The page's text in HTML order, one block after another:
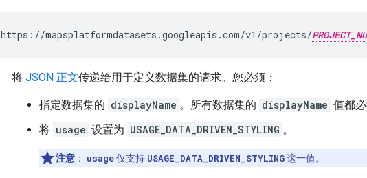
https://mapsplatformdatasets.googleapis.com/v1/projects/
将 JSON 正文传递给用于定义数据集的请求。您必须：
指定数据集的 displayName 。所有数据集的 displayName 值都必
将 usage 设置为 USAGE_DATA_DRIVEN_STYLING 。
注意 ： usage仅支持 USAGE_DATA_DRIVEN_STYLING这一值。